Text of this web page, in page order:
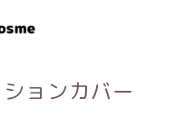
ョンカバー